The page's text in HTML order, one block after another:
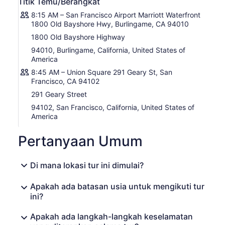
Artesa Vineyards & Winery
Termasuk tiket masukTerpilih sebagai tempat dengan
pemandangan terbaik! Terletak di Los Carneros, Napa
Valley, merupakan bagian dari grup bersejarah Raventós
Codorníu asal Spanyol, yang warisan pembuatan
anggurnya telah ada sejak tahun 1551.
Sonoma Plaza
Durasi: 2 jam – GratisSelamat datang di
jantung Lembah Sonoma. Berjalan-jalanlah melewati
bangunan-bangunan batu bata, mampirlah ke ruang
pencicipan, atau berpiknik di bawah pepohonan kuno.
Sonoma Plaza adalah alun-alun kota terbesar di
California-dan mungkin yang paling lezat. Baik Anda
renyah, inilah saat yang tepat untuk bersantap,
berbelanja, dan menikmati suasana.
Jacuzzi Family Vineyards Durasi kunjungan: 1 jam –
seperti itu—tapi ya, ini memang keluarga yang sama!
Perkebunan bergaya Tuscan ini menawarkan warna
yang terasa seperti di Italia. Ini adalah jenis tempat yang
8:15 AM – San Francisco Airport Marriott Waterfront
1800 Old Bayshore Hwy, Burlingame, CA 94010
1800 Old Bayshore Highway
94010, Burlingame, California, United States of
America
8:45 AM – Union Square 291 Geary St, San
Francisco, CA 94102
291 Geary Street
94102, San Francisco, California, United States of
America
Pertanyaan Umum
Di mana lokasi tur ini dimulai?
Apakah ada batasan usia untuk mengikuti tur
ini?
Apakah ada langkah-langkah keselamatan